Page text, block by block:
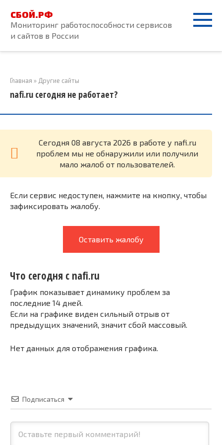
контенту
СБОЙ.РФ
Мониторинг работоспособности сервисов
и сайтов в России
Главная » Другие сайты
nafi.ru сегодня не работает?
Cегодня 08 августа 2026 в работе у nafi.ru
проблем мы не обнаружили или получили
мало жалоб от пользователей.
Если сервис недоступен, нажмите на кнопку, чтобы
зафиксировать жалобу.
Оставить жалобу
Что сегодня с nafi.ru
График показывает динамику проблем за
последние 14 дней.
Если на графике виден сильный отрыв от
предыдущих значений, значит сбой массовый.
Нет данных для отображения графика.
Подписаться